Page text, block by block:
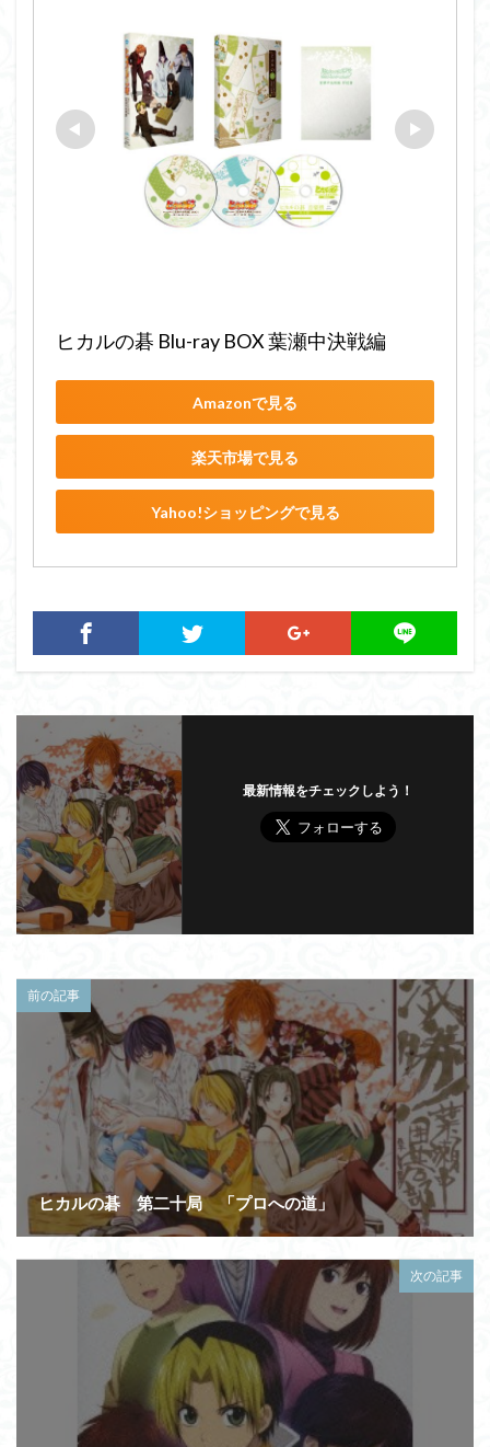
ヒカルの碁 Blu-ray BOX 葉瀬中決戦編
Amazonで見る
楽天市場で見る
Yahoo!ショッピングで見る
最新情報をチェックしよう！
前の記事
ヒカルの碁 第二十局 「プロへの道」
次の記事